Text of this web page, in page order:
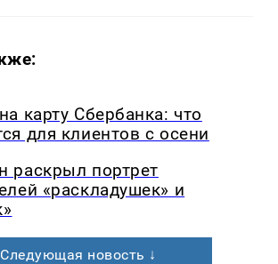
карту Сбербанка: что
для клиентов с осени
раскрыл портрет
«раскладушек» и
Следующая новость ↓